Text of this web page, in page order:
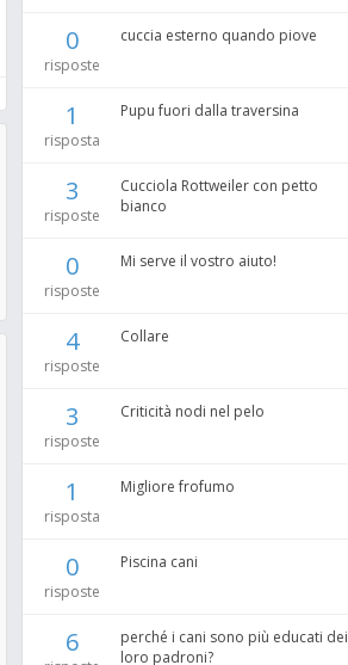
0
risposte
cuccia esterno quando piove
1
risposta
Pupu fuori dalla traversina
3
risposte
Cucciola Rottweiler con petto
bianco
0
risposte
Mi serve il vostro aiuto!
4
risposte
Collare
3
risposte
Criticità nodi nel pelo
1
risposta
Migliore frofumo
0
risposte
Piscina cani
6
perché i cani sono più educati dei
loro padroni?